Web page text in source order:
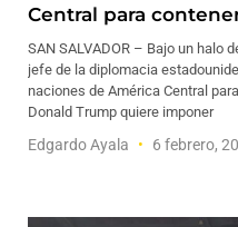
Central para
SAN SALVADOR – Bajo un halo
jefe de la diplomacia
naciones de América Central
Donald Trump quiere imponer
Edgardo Ayala 6 febrero,